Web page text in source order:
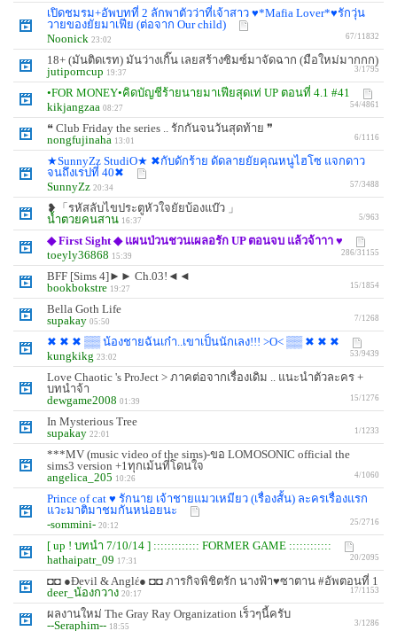
เปิดชมรม+อัพบทที่ 2 ลักพาตัวว่าที่เจ้าสาว ♥*Mafia Lover*♥รักวุ่น
วายของยัยมาเฟีย (ต่อจาก Our child)
Noonick 23:02 67/11832
18+ (มันติดเรท) มันว่างเกิ๊น เลยสร้างซิมซ์มาจัดฉาก (มือใหม่มากกก)
jutiporncup 19:37 3/1795
•FOR MONEY•คิดบัญชีร้ายนายมาเฟียสุดเท่ UP ตอนที่ 4.1 #41
kikjangzaa 08:27 54/4861
❝ Club Friday the series .. รักกันจนวันสุดท้าย ❞
nongfujinaha 13:01 6/1116
★SunnyZz StudiO★ ✖กับดักร้าย ดัดลายยัยคุณหนูไฮโซ แจกดาว
จนถึงเรปที่ 40✖
SunnyZz 20:34 57/3488
❥「รหัสลับไขประตูหัวใจยัยบ้องแบ๊ว 」
น้ำตวยคนสาน 16:37 5/963
◆ First Sight ◆ แผนป่วนชวนเผลอรัก UP ตอนจบ แล้วจ้าาา ♥
toeyly36868 15:39 286/31155
BFF [Sims 4]►► Ch.03!◄◄
bookbokstre 19:27 15/1854
Bella Goth Life
supakay 05:50 7/1268
✖ ✖ ✖ ▒▒ น้องชายฉันเก๋า..เขาเป็นนักเลง!!! >O< ▒▒ ✖ ✖ ✖
kungkikg 23:02 53/9439
Love Chaotic 's ProJect > ภาคต่อจากเรื่องเดิม .. แนะนำตัวละคร +
บทนำจ้า
dewgame2008 01:39 15/1276
In Mysterious Tree
supakay 22:01 1/1233
***MV (music video of the sims)-ขอ LOMOSONIC official the
sims3 version +1ทุกเม้นที่โดนใจ
angelica_205 10:26 4/1060
Prince of cat ♥ รักนาย เจ้าชายแมวเหมียว (เรื่องสั้น) ละครเรื่องแรก
แวะมาติมาชมกันหน่อยนะ
-sommini- 20:12 25/2716
[ up ! บทนำ 7/10/14 ] ::::::::::::: FORMER GAME ::::::::::::
hathaipatr_09 17:31 20/2095
◘◘ ●Ðevil & Anglέ● ◘◘ ภารกิจพิชิตรัก นางฟ้า♥ซาตาน #อัพตอนที่ 1
deer_น้องกวาง 20:17 17/1153
ผลงานใหม่ The Gray Ray Organization เร็วๆนี้ครับ
--Seraphim-- 18:55 3/1286